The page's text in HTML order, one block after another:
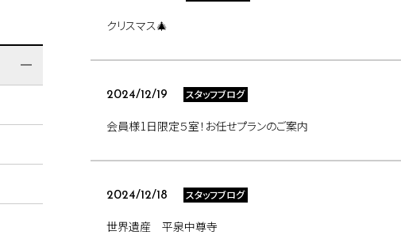
クリスマス🎄
2024/12/19 スタッフブログ
会員様1日限定５室！お任せプランのご案内
2024/12/18 スタッフブログ
世界遺産 平泉中尊寺